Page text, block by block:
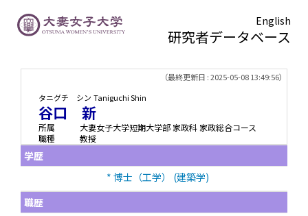
English
研究者データベース
（最終更新日 : 2025-05-08 13:49:56）
タニグチ シン Taniguchi Shin
谷口 新
所属
大妻女子大学短期大学部 家政科 家政総合コース
職種
教授
学歴
* 博士（工学） (建築学)
職歴